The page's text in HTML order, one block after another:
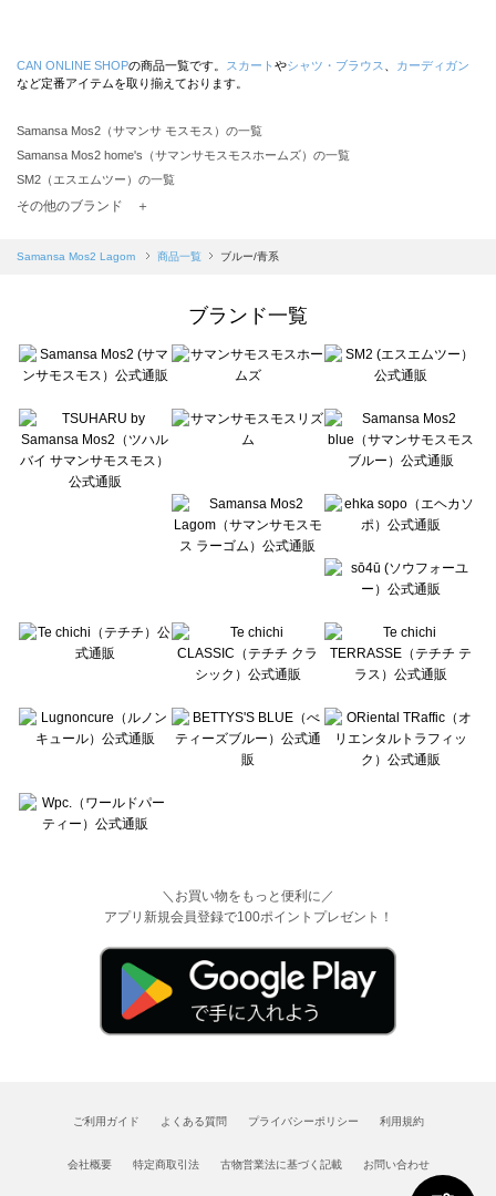
CAN ONLINE SHOPの商品一覧です。 スカート やシャツ・ブラウス
カーディガン
など定番アイテムを取り揃えております。
Samansa Mos2（サマンサ モスモス）の一覧
Samansa Mos2 home's（サマンサモスモスホームズ）の一覧
SM2（エスエムツー）の一覧
TSUHARU by Samansa Mos2（ツハルバイサマンサモスモス）の一覧
Samansa Mos2 blue（サマンサモスモス ブルー）の一覧
Te chichi（テチチ）の一覧
Te chichi CLASSIC（テチチ クラシック）の一覧
Lugnoncure（ルノンキュール）の一覧
BETTY'S BLUE（べティーズブルー）の一覧
Wpc.（ワールドパーティー）の一覧
その他のブランド ＋
Samansa Mos2 Lagom 商品一覧 ブルー/青系
ブランド一覧
＼お買い物をもっと便利に／
アプリ新規会員登録で100ポイントプレゼント！
ご利用ガイド よくある質問 プライバシーポリシー 利用規約
会社概要 特定商取引法 古物営業法に基づく記載 お問い合わせ